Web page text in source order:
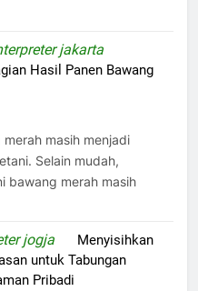
jakarta
Hasil Panen Bawang
masih menjadi
Selain mudah,
bawang merah masih
jogja
Menyisihkan
untuk Tabungan
Pribadi